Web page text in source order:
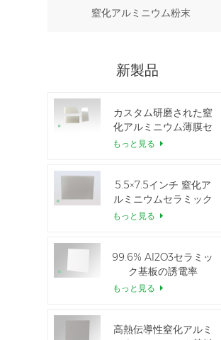
窒化アルミニウム粉末
新製品
カスタム研磨された窒
化アルミニウム薄膜セ
ラミックシート
もっと見る
5.5×7.5インチ 窒化ア
ルミニウムセラミック
IGBTモジュール用
もっと見る
99.6% Al2O3セラミッ
ク基板の誘電率
もっと見る
高熱伝導性窒化アルミ